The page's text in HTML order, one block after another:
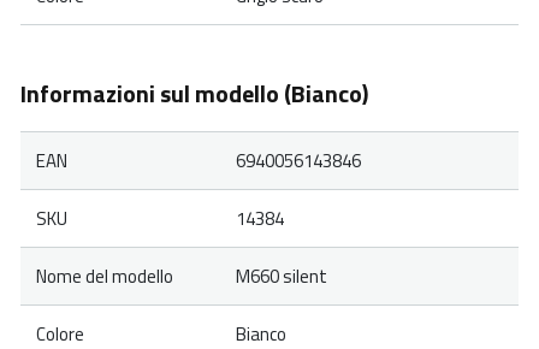
Informazioni sul modello (Bianco)
EAN 6940056143846
SKU 14384
Nome del modello M660 silent
Colore Bianco